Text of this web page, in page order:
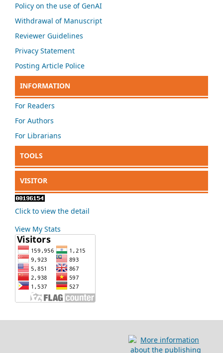
Policy on the use of GenAI
Withdrawal of Manuscript
Reviewer Guidelines
Privacy Statement
Posting Article Police
INFORMATION
For Readers
For Authors
For Librarians
TOOLS
VISITOR
Click to view the detail
View My Stats